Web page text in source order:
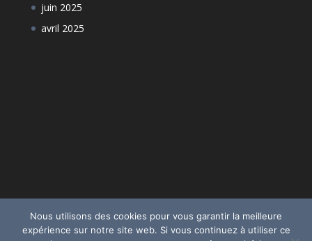
juin 2025
avril 2025
Nous utilisons des cookies pour vous garantir la meilleure
expérience sur notre site web. Si vous continuez à utiliser ce